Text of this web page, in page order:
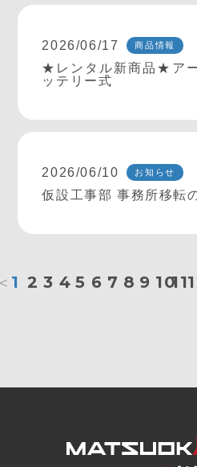
2026/06/17 商品情報
★レンタル新商品★ア
ッテリー式
2026/06/10 お知らせ
仮設工事部 事務所移転
1 2 3 4 5 6 7 8 9 1011